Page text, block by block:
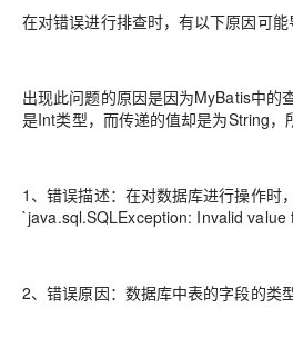
在对错误进行排查时，有以下原因可能
出现此问题的原因是因为MyBatis中的
是Int类型，而传递的值却是为String，
1、错误描述：在对数据库进行操作时
`java.sql.SQLException: Invalid value
2、错误原因：数据库中表的字段的类